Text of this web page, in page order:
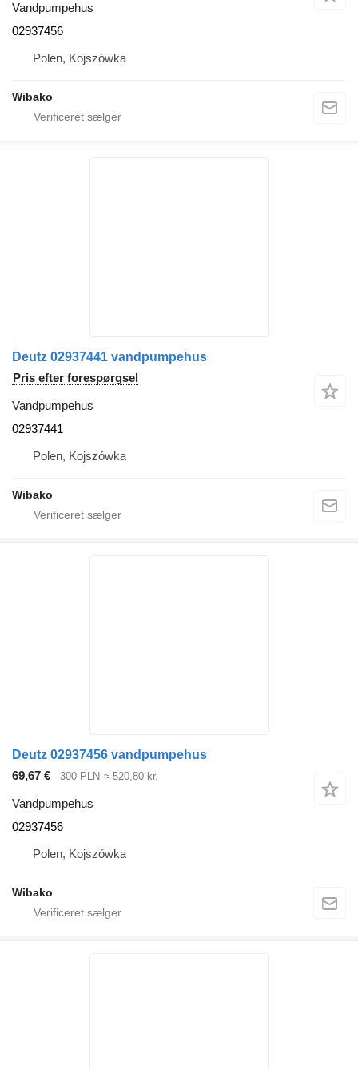
Vandpumpehus
02937456
Polen, Kojszówka
Wibako
Deutz 02937441 vandpumpehus
Pris efter forespørgsel
Vandpumpehus
02937441
Polen, Kojszówka
Wibako
Deutz 02937456 vandpumpehus
69,67 €
300 PLN ≈ 520,80 kr.
Vandpumpehus
02937456
Polen, Kojszówka
Wibako